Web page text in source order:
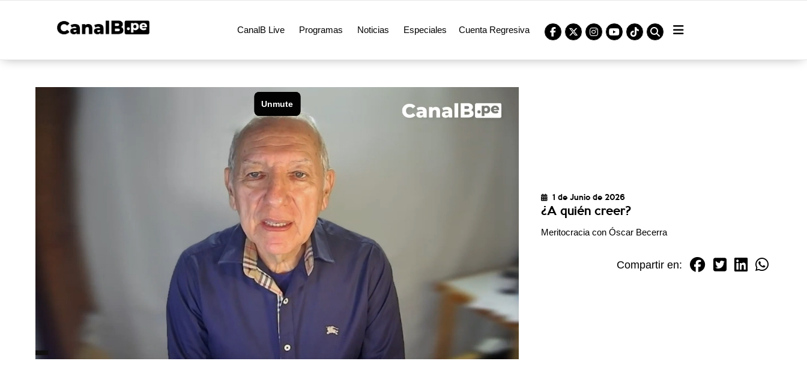
CanalB Live Programas Noticias Especiales Cuenta Regresiva
1 de Junio de 2026
¿A quién creer?
Meritocracia con Óscar Becerra
Compartir en: